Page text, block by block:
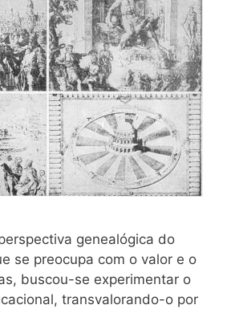
genealógica do
se preocupa com o valor e o
buscou-se experimentar o
transvalorando-o por